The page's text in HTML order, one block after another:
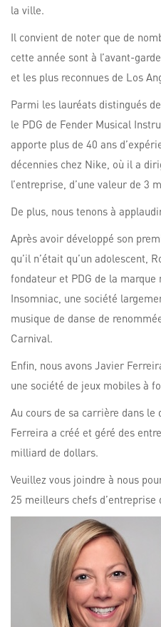
la ville.
Il convient de noter que de
cette année sont à l’avant-
et les plus reconnues de Los
Parmi les lauréats distingués
le PDG de Fender Musical
apporte plus de 40 ans
décennies chez Nike, où il a
l’entreprise, d’une valeur de 3
De plus, nous tenons à
Après avoir développé son
qu’il n’était qu’un adolescent,
fondateur et PDG de la
Insomniac, une société
musique de danse de
Carnival.
Enfin, nous avons Javier
une société de jeux mobiles à
Au cours de sa carrière dans le
Ferreira a créé et géré des
milliard de dollars.
Veuillez vous joindre à nous
25 meilleurs chefs d’entreprise